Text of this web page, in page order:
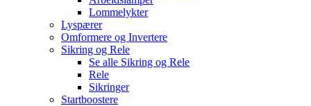
Lommelykter
Lyspærer
Omformere og Invertere
Sikring og Rele
Se alle Sikring og Rele
Rele
Sikringer
Startboostere